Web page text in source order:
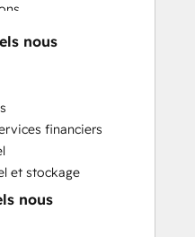
Services
Onboarding
nous
financiers
et stockage
nous